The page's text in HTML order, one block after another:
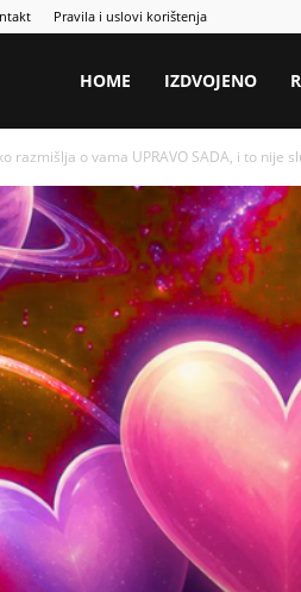
Pravila i uslovi korištenja
HOME IZDVOJENO
razmišlja o vama UPRAVO SADA, i to nije